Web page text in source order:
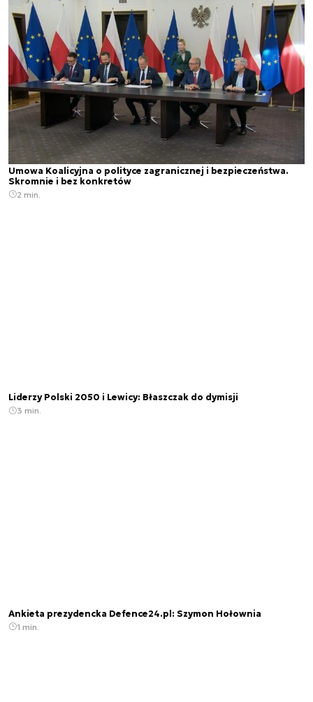
Umowa Koalicyjna o polityce zagranicznej i bezpieczeństwa.
Skromnie i bez konkretów
2 min.
Liderzy Polski 2050 i Lewicy: Błaszczak do dymisji
3 min.
Ankieta prezydencka Defence24.pl: Szymon Hołownia
1 min.